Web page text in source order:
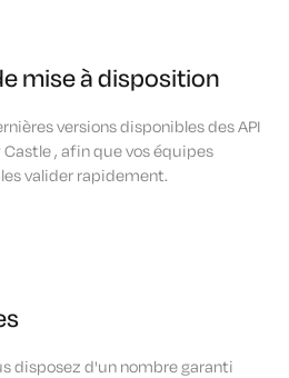
mise à disposition
versions disponibles des API
, afin que vos équipes
valider rapidement.
disposez d'un nombre garanti